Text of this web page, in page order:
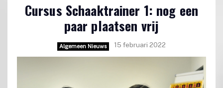
Cursus Schaaktrainer 1: nog een
paar plaatsen vrij
Algemeen Nieuws 15 februari 2022